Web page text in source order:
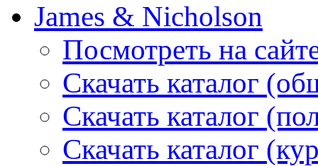
James & Nicholson
Посмотреть на
Скачать каталог
Скачать каталог
Скачать каталог